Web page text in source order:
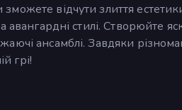
відчути злиття
авангардні стилі. Створюйте
ансамблі. Завдяки
грі!